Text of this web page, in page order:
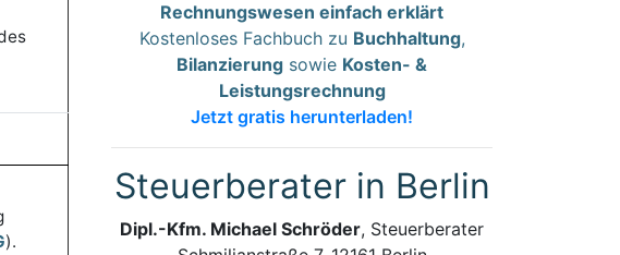
).
Rechnungswesen einfach erklärt
Kostenloses Fachbuch zu Buchhaltung,
Bilanzierung sowie Kosten- &
Leistungsrechnung
Jetzt gratis herunterladen!
Steuerberater in Berlin
Dipl.-Kfm. Michael Schröder, Steuerberater